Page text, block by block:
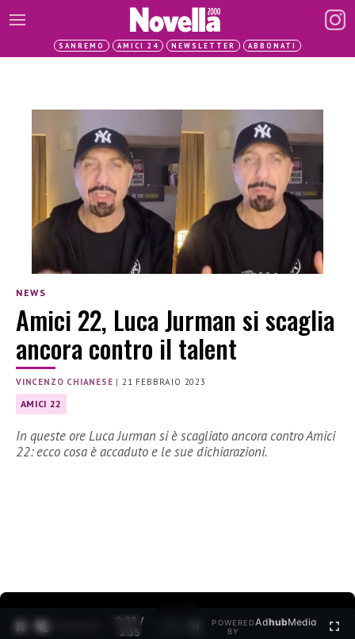
SANREMO AMICI 24 NEWSLETTER ABBONATI
NEWS
Amici 22, Luca Jurman si scaglia
ancora contro il talent
VINCENZO CHIANESE |21 FEBBRAIO 2023
AMICI 22
In queste ore Luca Jurman si è scagliato ancora contro Amici
22: ecco cosa è accaduto e le sue dichiarazioni.
0:30 /
3:35
POWERED
BY
AdhubMedia